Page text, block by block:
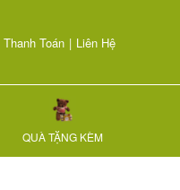
Thanh Toán | Liên Hệ
QUÀ TẶNG KÈM